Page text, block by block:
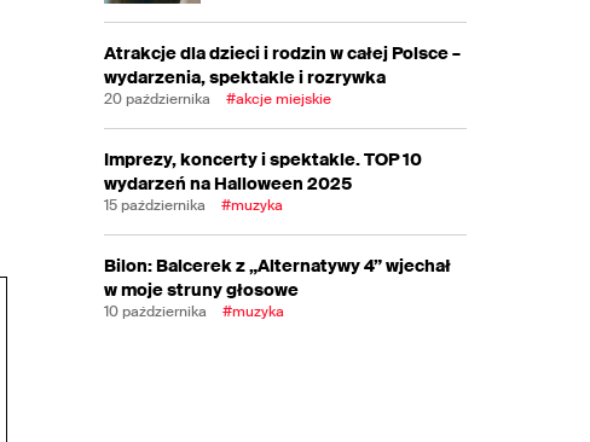
Atrakcje dla dzieci i rodzin w całej Polsce –
wydarzenia, spektakle i rozrywka
20 października #akcje miejskie
Imprezy, koncerty i spektakle. TOP 10
wydarzeń na Halloween 2025
15 października #muzyka
Bilon: Balcerek z „Alternatywy 4” wjechał
w moje struny głosowe
10 października #muzyka